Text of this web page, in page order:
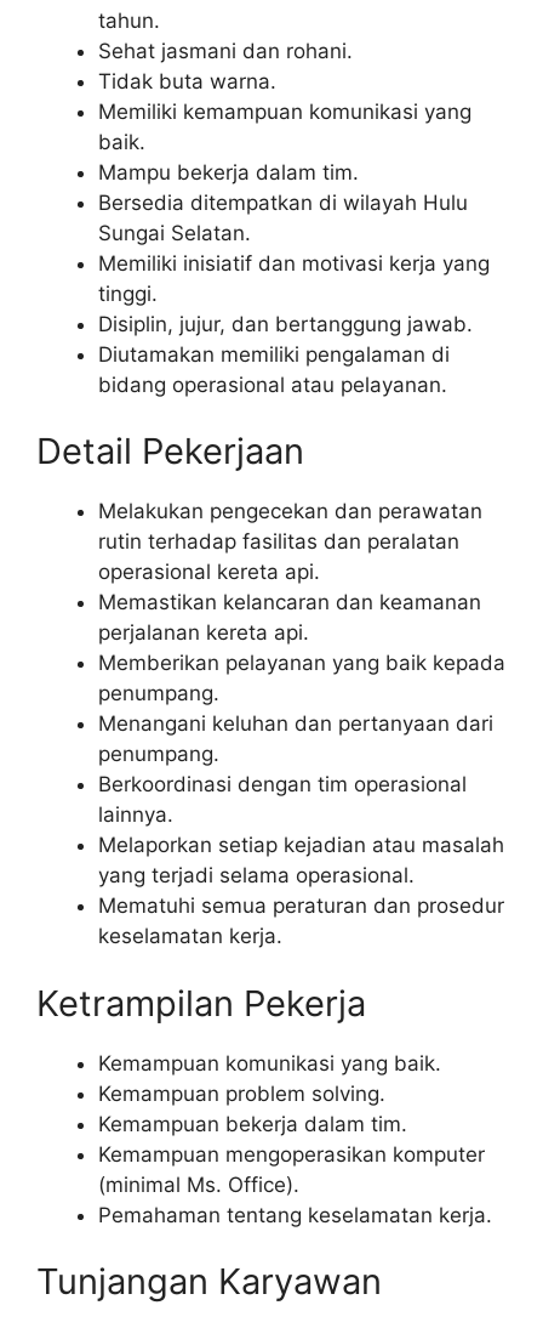
tahun.
Sehat jasmani dan rohani.
Tidak buta warna.
Memiliki kemampuan komunikasi yang
baik.
Mampu bekerja dalam tim.
Bersedia ditempatkan di wilayah Hulu
Sungai Selatan.
Memiliki inisiatif dan motivasi kerja yang
tinggi.
Disiplin, jujur, dan bertanggung jawab.
Diutamakan memiliki pengalaman di
bidang operasional atau pelayanan.
Detail Pekerjaan
Melakukan pengecekan dan perawatan
rutin terhadap fasilitas dan peralatan
operasional kereta api.
Memastikan kelancaran dan keamanan
perjalanan kereta api.
Memberikan pelayanan yang baik kepada
penumpang.
Menangani keluhan dan pertanyaan dari
penumpang.
Berkoordinasi dengan tim operasional
lainnya.
Melaporkan setiap kejadian atau masalah
yang terjadi selama operasional.
Mematuhi semua peraturan dan prosedur
keselamatan kerja.
Ketrampilan Pekerja
Kemampuan komunikasi yang baik.
Kemampuan problem solving.
Kemampuan bekerja dalam tim.
Kemampuan mengoperasikan komputer
(minimal Ms. Office).
Pemahaman tentang keselamatan kerja.
Tunjangan Karyawan